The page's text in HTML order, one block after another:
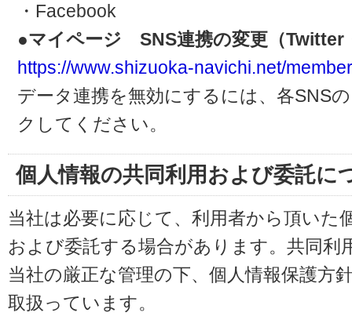
・Facebook
●マイページ SNS連携の変更（Twitter
https://www.shizuoka-navichi.net/
データ連携を無効にするには、各SNS
クしてください。
個人情報の共同利用および委託に
当社は必要に応じて、利用者から頂いた
および委託する場合があります。共同利
当社の厳正な管理の下、個人情報保護方
取扱っています。